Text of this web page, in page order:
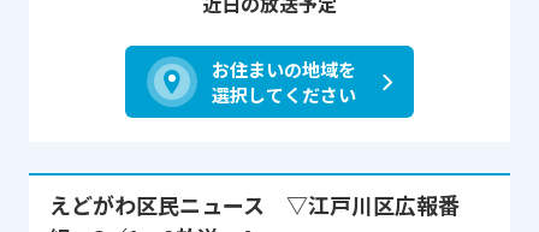
お住まいの地域を
選択してください
えどがわ区民ニュース ▽江戸川区広報番